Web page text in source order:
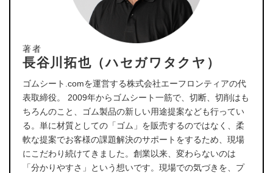
著者
長谷川拓也（ハセガワタクヤ）
ゴムシート.comを運営する株式会社エーフロンティアの代
表取締役。 2009年からゴムシート一筋で、切断、切削はも
ちろんのこと、ゴム製品の新しい用途提案なども行ってい
る。単に材質としての「ゴム」を販売するのではなく、柔
軟な提案でお客様の課題解決のサポートをするため、現場
にこだわり続けてきました。創業以来、変わらないのは
「分かりやすさ」という想いです。現場での気づきを、プ